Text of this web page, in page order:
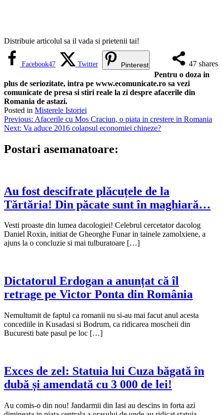
Distribuie articolul sa il vada si prietenii tai!
47 shares
Facebook47 Twitter Pinterest
Pentru o doza in
plus de seriozitate, intra pe www.ecomunicate.ro sa vezi
comunicate de presa si stiri reale la zi despre afacerile din
Romania de astazi.
Posted in Misterele Istoriei
Navigare
în
articole
Previous: Afacerile cu Mos Craciun, o piata in crestere in Romania
Next: Va aduce 2016 colapsul economiei chineze?
Postari asemanatoare:
Au fost descifrate plăcuțele de la
Tărtăria! Din păcate sunt în maghiară…
Vesti proaste din lumea dacologiei! Celebrul cercetator dacolog
Daniel Roxin, initiat de Gheorghe Funar in tainele zamolxiene, a
ajuns la o concluzie si mai tulburatoare […]
Dictatorul Erdogan a anunțat că îl
retrage pe Victor Ponta din România
Nemultumit de faptul ca romanii nu si-au mai facut anul acesta
concediile in Kusadasi si Bodrum, ca ridicarea moscheii din
Bucuresti bate pasul pe loc […]
Exces de zel: Statuia lui Cuza băgată în
dubă și amendată cu 3 000 de lei!
Au comis-o din nou! Jandarmii din Iasi au descins in forta azi